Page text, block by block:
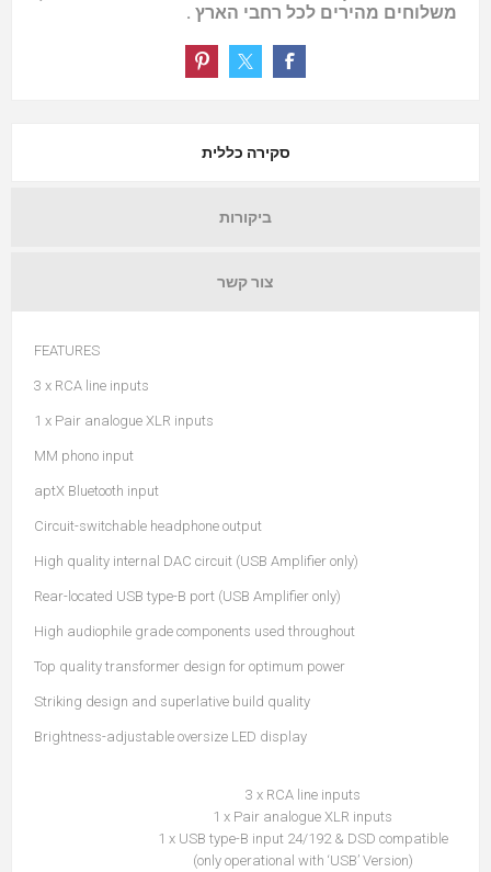
משלוחים מהירים לכל רחבי הארץ .
סקירה כללית
ביקורות
צור קשר
FEATURES
3 x RCA line inputs
1 x Pair analogue XLR inputs
MM phono input
aptX Bluetooth input
Circuit-switchable headphone output
High quality internal DAC circuit (USB Amplifier only)
Rear-located USB type-B port (USB Amplifier only)
High audiophile grade components used throughout
Top quality transformer design for optimum power
Striking design and superlative build quality
Brightness-adjustable oversize LED display
3 x RCA line inputs
1 x Pair analogue XLR inputs
1 x USB type-B input 24/192 & DSD compatible
(only operational with ‘USB’ Version)